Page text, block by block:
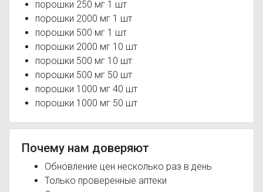
порошки 250 мг 1 шт
порошки 2000 мг 1 шт
порошки 500 мг 1 шт
порошки 2000 мг 10 шт
порошки 500 мг 10 шт
порошки 500 мг 50 шт
порошки 1000 мг 40 шт
порошки 1000 мг 50 шт
Почему нам доверяют
Обновление цен несколько раз в день
Только проверенные аптеки